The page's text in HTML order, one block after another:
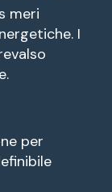
meri
I
per